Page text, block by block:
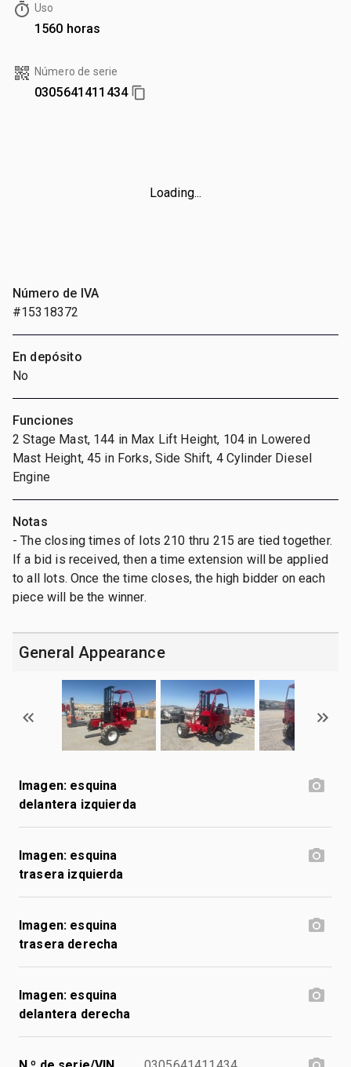
Uso
1560 horas
Número de serie
0305641411434
Loading...
Número de IVA
#15318372
En depósito
No
Funciones
2 Stage Mast, 144 in Max Lift Height, 104 in Lowered
Mast Height, 45 in Forks, Side Shift, 4 Cylinder Diesel
Engine
Notas
- The closing times of lots 210 thru 215 are tied together.
If a bid is received, then a time extension will be applied
to all lots. Once the time closes, the high bidder on each
piece will be the winner.
General Appearance
Imagen: esquina
delantera izquierda
Imagen: esquina
trasera izquierda
Imagen: esquina
trasera derecha
Imagen: esquina
delantera derecha